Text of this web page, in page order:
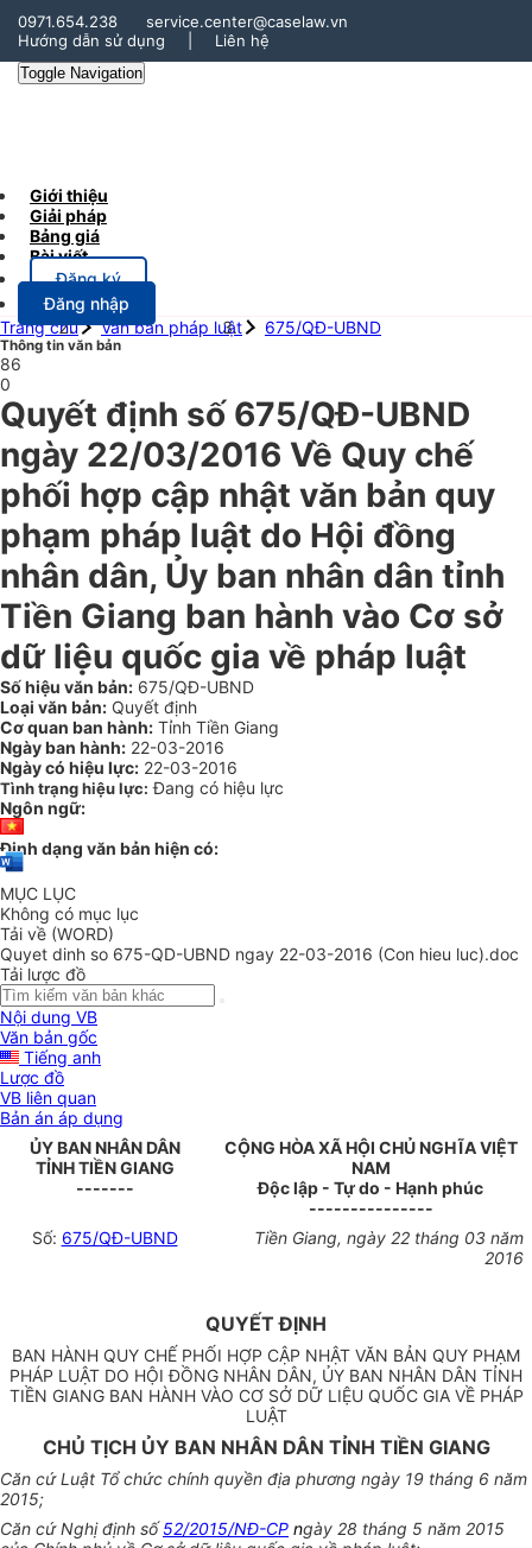
0971.654.238
service.center@caselaw.vn
Hướng dẫn sử dụng
Liên hệ
Toggle Navigation
Giới thiệu
Giải pháp
Bảng giá
Bài viết
Đăng ký
Đăng nhập
Trang chủ
Văn bản pháp luật 675/QĐ-UBND
Thông tin văn bản
86
0
Quyết định số 675/QĐ-UBND
ngày 22/03/2016 Về Quy chế
phối hợp cập nhật văn bản quy
phạm pháp luật do Hội đồng
nhân dân, Ủy ban nhân dân tỉnh
Tiền Giang ban hành vào Cơ sở
dữ liệu quốc gia về pháp luật
Số hiệu văn bản: 675/QĐ-UBND
Loại văn bản: Quyết định
Cơ quan ban hành: Tỉnh Tiền Giang
Ngày ban hành: 22-03-2016
Ngày có hiệu lực: 22-03-2016
Tình trạng hiệu lực: Đang có hiệu lực
Ngôn ngữ:
Định dạng văn bản hiện có:
MỤC LỤC
Không có mục lục
Tải về (WORD)
Quyet dinh so 675-QD-UBND ngay 22-03-2016 (Con hieu luc).doc
Tải lược đồ
Nội dung VB
Văn bản gốc
Tiếng anh
Lược đồ
VB liên quan
Bản án áp dụng
ỦY BAN NHÂN DÂN
TỈNH TIỀN GIANG
-------
CỘNG HÒA XÃ HỘI CHỦ NGHĨA VIỆT
NAM
Độc lập - Tự do - Hạnh phúc
---------------
Số: 675/QĐ-UBND
Tiền Giang, ngày 22 tháng 03 năm
2016
QUYẾT ĐỊNH
BAN HÀNH QUY CHẾ PHỐI HỢP CẬP NHẬT VĂN BẢN QUY PHẠM
PHÁP LUẬT DO HỘI ĐỒNG NHÂN DÂN, ỦY BAN NHÂN DÂN TỈNH
TIỀN GIANG BAN HÀNH VÀO CƠ SỞ DỮ LIỆU QUỐC GIA VỀ PHÁP
LUẬT
CHỦ TỊCH ỦY BAN NHÂN DÂN TỈNH TIỀN GIANG
Căn cứ Luật Tổ chức chính quyền địa phương ngày 19 tháng 6 năm
2015;
Căn cứ Nghị định số52/2015/NĐ-CP ngày 28 tháng 5 năm 2015